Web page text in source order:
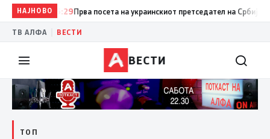
НАЈНОВО
15:29 Прва посета на украинскиот претседател на Србија:
ТВ АЛФА ВЕСТИ
ВЕСТИ
ТОП